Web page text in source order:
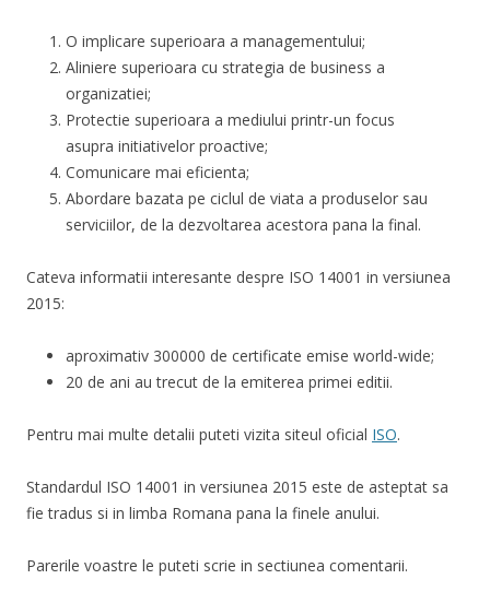
O implicare superioara a managementului;
Aliniere superioara cu strategia de business a
organizatiei;
Protectie superioara a mediului printr-un focus
asupra initiativelor proactive;
Comunicare mai eficienta;
Abordare bazata pe ciclul de viata a produselor sau
serviciilor, de la dezvoltarea acestora pana la final.
Cateva informatii interesante despre ISO 14001 in versiunea
2015:
aproximativ 300000 de certificate emise world-wide;
20 de ani au trecut de la emiterea primei editii.
Pentru mai multe detalii puteti vizita siteul oficial ISO.
Standardul ISO 14001 in versiunea 2015 este de asteptat sa
fie tradus si in limba Romana pana la finele anului.
Parerile voastre le puteti scrie in sectiunea comentarii.